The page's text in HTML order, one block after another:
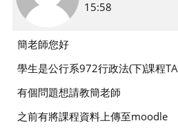
15:58
2
簡老師您好
學生是公行系972行政法(下)課程TA
有個問題想請教簡老師
之前有將課程資料上傳至moodle